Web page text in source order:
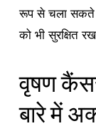
रूप से चला सकते हैं
को भी सुरक्षित
वृषण
बारे में